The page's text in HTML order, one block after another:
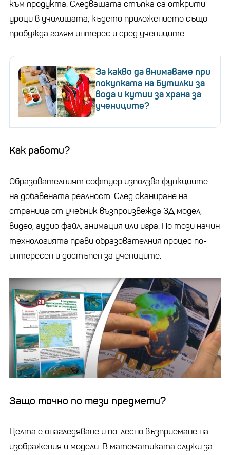
към продукта. Следващата стъпка са открити
уроци в училищата, където приложението също
пробужда голям интерес и сред учениците.
За какво да внимаваме при
покупката на бутилки за
вода и кутии за храна за
учениците?
Как работи?
Образователният софтуер използва функциите
на добавената реалност. След сканиране на
страница от учебник възпроизвежда 3Д модел,
видео, аудио файл, анимация или игра. По този начин
технологията прави образователния процес по-
интересен и достъпен за учениците.
Защо точно по тези предмети?
Целта е онагледяване и по-лесно възприемане на
изображения и модели. В математиката служи за